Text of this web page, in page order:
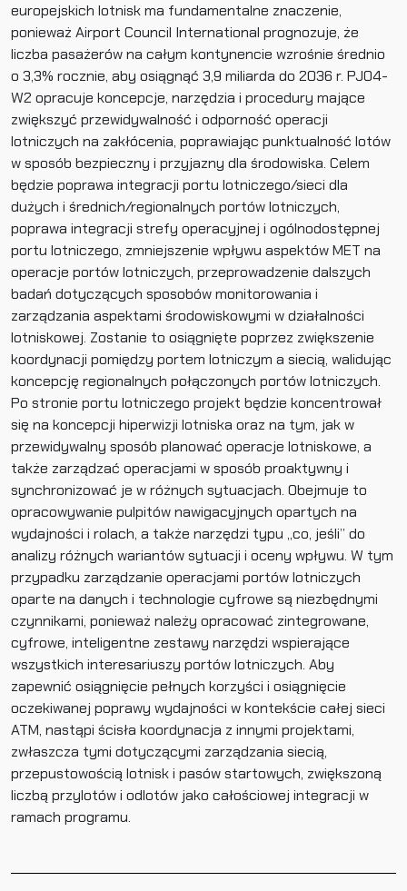
europejskich lotnisk ma fundamentalne znaczenie,
ponieważ Airport Council International prognozuje, że
liczba pasażerów na całym kontynencie wzrośnie średnio
o 3,3% rocznie, aby osiągnąć 3,9 miliarda do 2036 r. PJ04-
W2 opracuje koncepcje, narzędzia i procedury mające
zwiększyć przewidywalność i odporność operacji
lotniczych na zakłócenia, poprawiając punktualność lotów
w sposób bezpieczny i przyjazny dla środowiska. Celem
będzie poprawa integracji portu lotniczego/sieci dla
dużych i średnich/regionalnych portów lotniczych,
poprawa integracji strefy operacyjnej i ogólnodostępnej
portu lotniczego, zmniejszenie wpływu aspektów MET na
operacje portów lotniczych, przeprowadzenie dalszych
badań dotyczących sposobów monitorowania i
zarządzania aspektami środowiskowymi w działalności
lotniskowej. Zostanie to osiągnięte poprzez zwiększenie
koordynacji pomiędzy portem lotniczym a siecią, walidując
koncepcję regionalnych połączonych portów lotniczych.
Po stronie portu lotniczego projekt będzie koncentrował
się na koncepcji hiperwizji lotniska oraz na tym, jak w
przewidywalny sposób planować operacje lotniskowe, a
także zarządzać operacjami w sposób proaktywny i
synchronizować je w różnych sytuacjach. Obejmuje to
opracowywanie pulpitów nawigacyjnych opartych na
wydajności i rolach, a także narzędzi typu „co, jeśli” do
analizy różnych wariantów sytuacji i oceny wpływu. W tym
przypadku zarządzanie operacjami portów lotniczych
oparte na danych i technologie cyfrowe są niezbędnymi
czynnikami, ponieważ należy opracować zintegrowane,
cyfrowe, inteligentne zestawy narzędzi wspierające
wszystkich interesariuszy portów lotniczych. Aby
zapewnić osiągnięcie pełnych korzyści i osiągnięcie
oczekiwanej poprawy wydajności w kontekście całej sieci
ATM, nastąpi ścisła koordynacja z innymi projektami,
zwłaszcza tymi dotyczącymi zarządzania siecią,
przepustowością lotnisk i pasów startowych, zwiększoną
liczbą przylotów i odlotów jako całościowej integracji w
ramach programu.